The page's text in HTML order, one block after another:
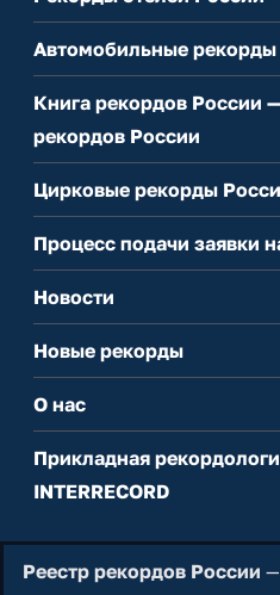
Автомобильные рекорды
Книга рекордов России
рекордов России
Цирковые рекорды
Процесс подачи заявки
Новости
Новые рекорды
О нас
Прикладная
INTERRECORD
Реестр рекордов России